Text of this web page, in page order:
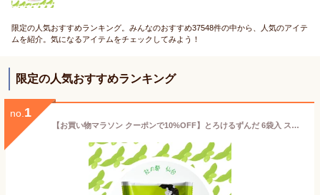
限定の人気おすすめランキング。みんなのおすすめ37548件の中から、人気のアイテ
ムを紹介。気になるアイテムをチェックしてみよう！
限定の人気おすすめランキング
no. 1
【お買い物マラソン クーポンで10%OFF】とろけるずんだ 6袋入 スイーツ お菓子 洋菓子 焼き菓子 和菓子 お饅頭 お餅 詰め合わせ ご褒美 誕生日 お祝い 贈答 御礼 内祝 お返し プレゼント ギフト 手土産